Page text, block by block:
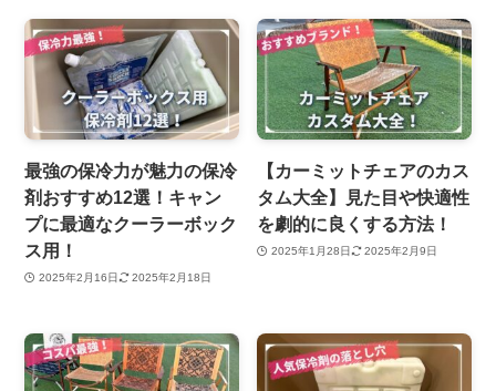
最強の保冷力が魅力の保冷
剤おすすめ12選！キャン
プに最適なクーラーボック
ス用！
2025年2月16日 2025年2月18日
【カーミットチェアのカス
タム大全】見た目や快適性
を劇的に良くする方法！
2025年1月28日 2025年2月9日